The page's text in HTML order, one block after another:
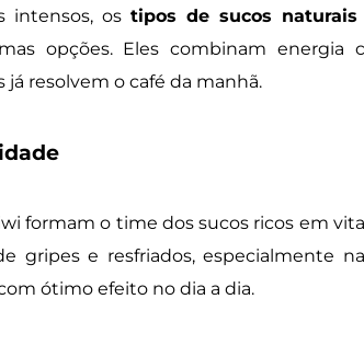
intensos, os tipos de sucos naturais
opções. Eles combinam energia
resolvem o café da manhã.
formam o time dos sucos ricos em
gripes e resfriados, especialmente
ótimo efeito no dia a dia.